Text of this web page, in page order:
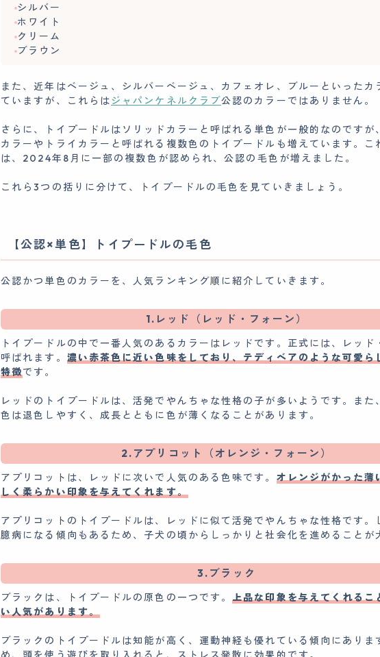
シルバー
ホワイト
クリーム
ブラウン
また、近年はベージュ、シルバーベージュ、カフェオレ、ブルーといったカ
ていますが、これらはジャパンケネルクラブ公認のカラーではありません。
さらに、トイプードルはソリッドカラーと呼ばれる単色が一般的なのですが
カラーやトライカラーと呼ばれる複数色のトイプードルも増えています。こ
は、2024年8月に一部の複数色が認められ、公認の毛色が増えました。
これら3つの括りに分けて、トイプードルの毛色を見ていきましょう。
【公認×単色】トイプードルの毛色
公認かつ単色のカラーを、人気ランキング順に紹介していきます。
1.レッド（レッド・フォーン）
トイプードルの中で一番人気のあるカラーはレッドです。正式には、レッド
呼ばれます。 濃い赤茶色に近い色味をしており、テディベアのような可愛ら
特徴です。
レッドのトイプードルは、活発でやんちゃな性格の子が多いようです。また
色は退色しやすく、成長とともに色が薄くなることがあります。
2.アプリコット（オレンジ・フォーン）
アプリコットは、レッドに次いで人気のある色味です。 オレンジがかった薄
しく柔らかい印象を与えてくれます。
アプリコットのトイプードルは、レッドに似て活発でやんちゃな性格です。
臆病になる傾向もあるため、子犬の頃からしっかりと社会化を進めることが
3.ブラック
ブラックは、トイプードルの原色の一つです。上品な印象を与えてくれるこ
い人気があります。
ブラックのトイプードルは知能が高く、運動神経も優れている傾向にありま